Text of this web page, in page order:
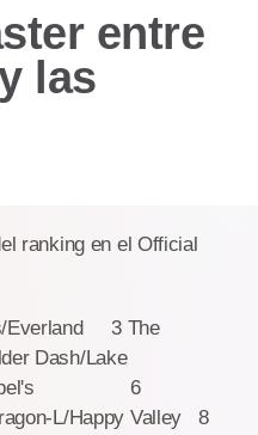
entre
las
ranking en el Official
Everland 3 The
Dash/Lake
Knoebel's 6
L/Happy Valley 8